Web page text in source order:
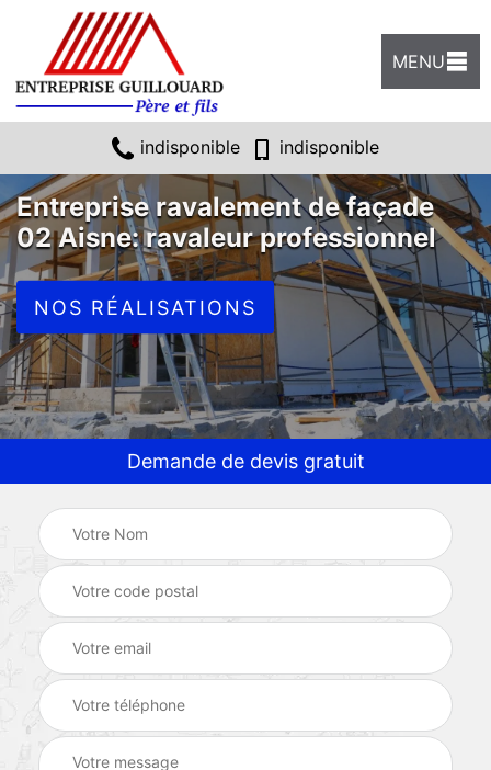
MENU
indisponible indisponible
Entreprise ravalement de façade
02 Aisne: ravaleur professionnel
NOS RÉALISATIONS
Demande de devis gratuit